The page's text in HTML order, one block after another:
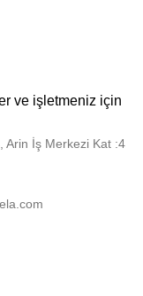
ve işletmeniz için
Arin İş Merkezi Kat :4